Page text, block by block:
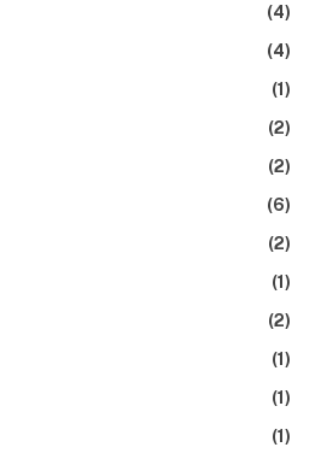
(4)
(4)
(1)
(2)
(2)
(6)
(2)
(1)
(2)
(1)
(1)
(1)